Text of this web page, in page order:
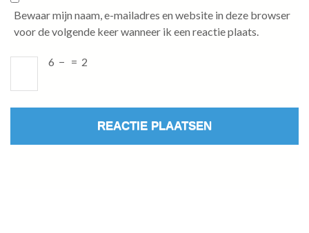
Bewaar mijn naam, e-mailadres en website in deze browser
voor de volgende keer wanneer ik een reactie plaats.
6 − = 2